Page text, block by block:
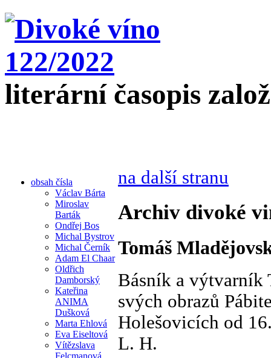
literární časopis
obsah čísla
Václav Bárta
Miroslav
Barták
Ondřej Bos
Michal Bystrov
Michal Černík
Adam El Chaar
Oldřich
Damborský
Kateřina
ANIMA
Dušková
Marta Ehlová
Eva Eiseltová
Vítězslava
Felcmanová
na další stranu
Archiv divoké
Tomáš
Básník a výtvarník
svých obrazů
Holešovicích od
L. H.